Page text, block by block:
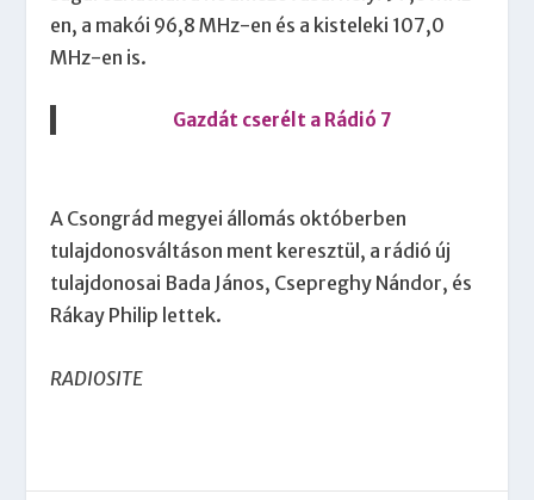
en, a makói 96,8 MHz-en és a kisteleki 107,0
MHz-en is.
Gazdát cserélt a Rádió 7
A Csongrád megyei állomás októberben
tulajdonosváltáson ment keresztül, a rádió új
tulajdonosai Bada János, Csepreghy Nándor, és
Rákay Philip lettek.
RADIOSITE